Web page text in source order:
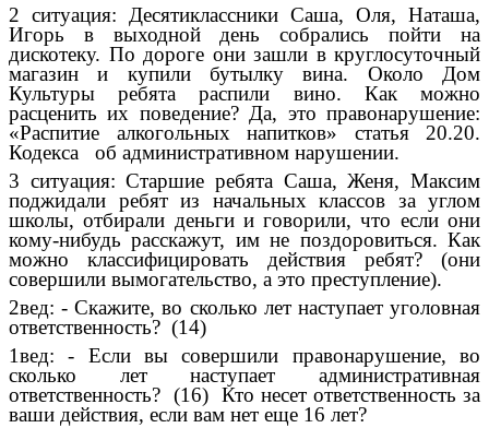
2 ситуация: Десятиклассники Саша, Оля, Наташа,
Игорь в выходной день собрались пойти на
дискотеку. По дороге они зашли в круглосуточный
магазин и купили бутылку вина. Около Дом
Культуры ребята распили вино. Как можно
расценить их поведение? Да, это правонарушение:
«Распитие алкогольных напитков» статья 20.20.
Кодекса об административном нарушении.
3 ситуация: Старшие ребята Саша, Женя, Максим
поджидали ребят из начальных классов за углом
школы, отбирали деньги и говорили, что если они
кому-нибудь расскажут, им не поздоровиться. Как
можно классифицировать действия ребят? (они
совершили вымогательство, а это преступление).
2вед: - Скажите, во сколько лет наступает уголовная
ответственность? (14)
1вед: - Если вы совершили правонарушение, во
сколько лет наступает административная
ответственность? (16) Кто несет ответственность за
ваши действия, если вам нет еще 16 лет?